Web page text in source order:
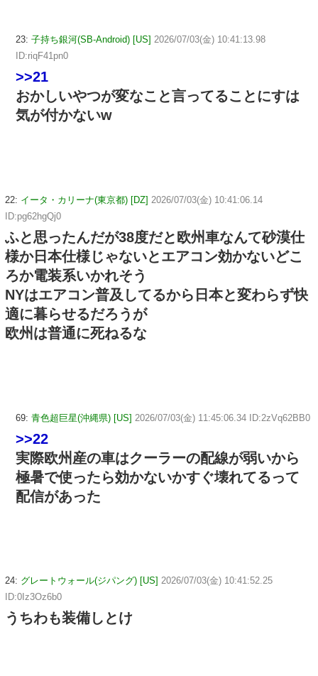
23: 子持ち銀河(SB-Android) [US] 2026/07/03(金) 10:41:13.98
ID:riqF41pn0
>>21
おかしいやつが変なこと言ってることにすは
気が付かないw
22: イータ・カリーナ(東京都) [DZ] 2026/07/03(金) 10:41:06.14
ID:pg62hgQj0
ふと思ったんだが38度だと欧州車なんて砂漠仕
様か日本仕様じゃないとエアコン効かないどこ
ろか電装系いかれそう
NYはエアコン普及してるから日本と変わらず快
適に暮らせるだろうが
欧州は普通に死ねるな
69: 青色超巨星(沖縄県) [US] 2026/07/03(金) 11:45:06.34 ID:2zVq62BB0
>>22
実際欧州産の車はクーラーの配線が弱いから
極暑で使ったら効かないかすぐ壊れてるって
配信があった
24: グレートウォール(ジパング) [US] 2026/07/03(金) 10:41:52.25
ID:0Iz3Oz6b0
うちわも装備しとけ